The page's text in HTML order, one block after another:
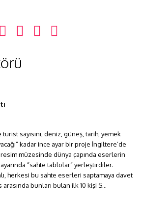
sayısını, deniz, güneş, tarih, yemek
kadar ince ayar bir proje İngiltere’de
müzesinde dünya çapında eserlerin
“sahte tablolar” yerleştirdiler.
herkesi bu sahte eserleri saptamaya davet
bunları bulan ilk 10 kişi S...